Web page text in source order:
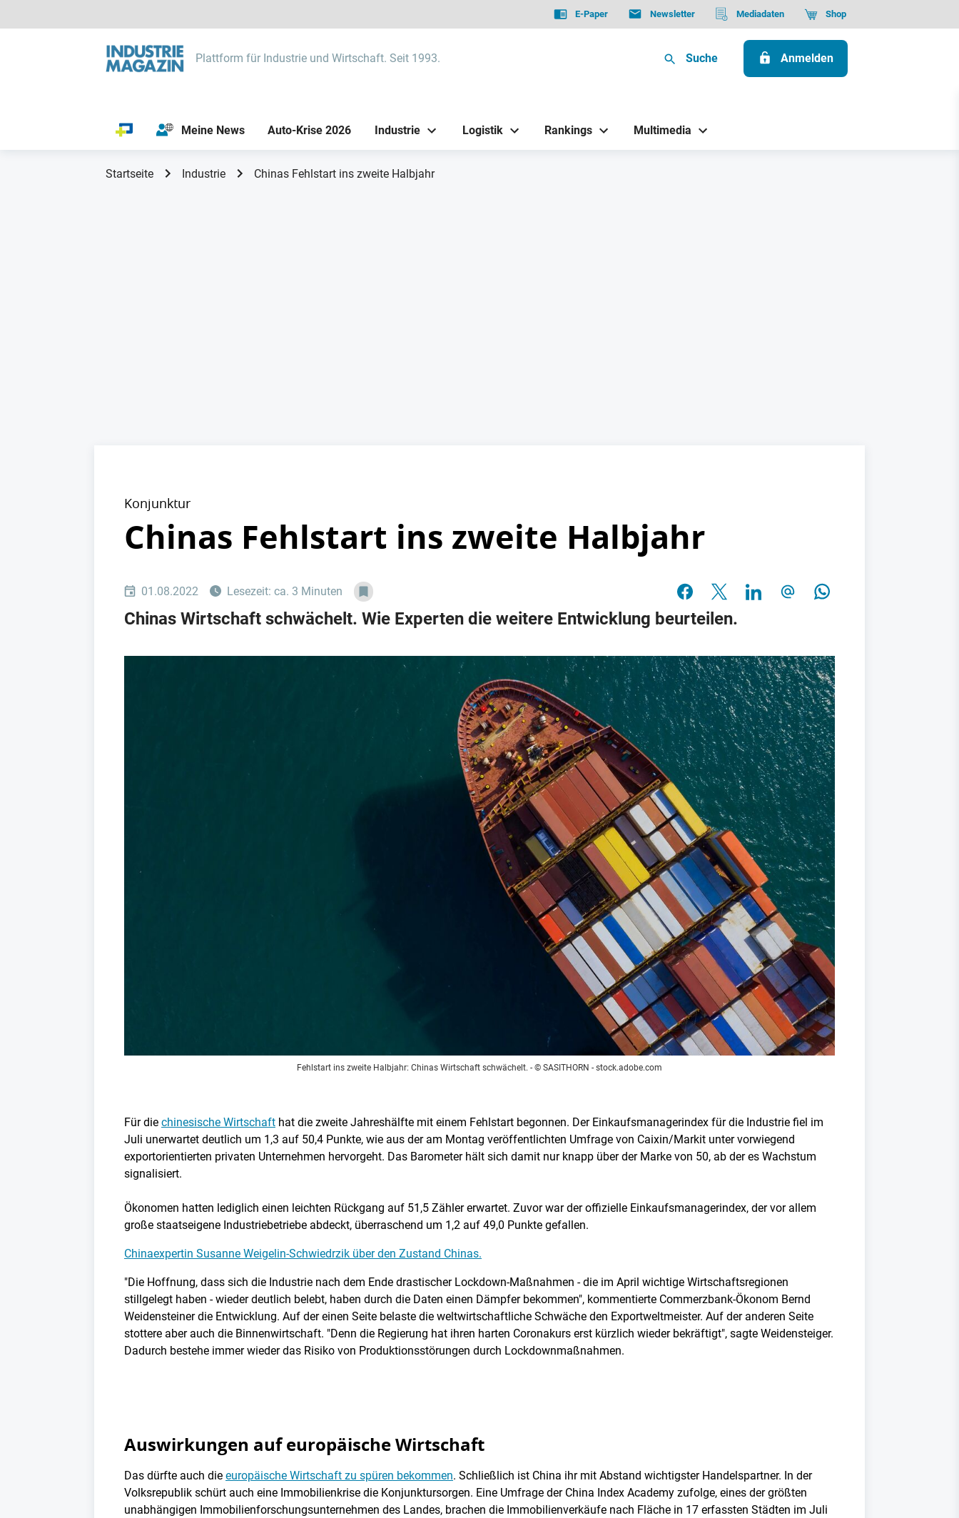
E-Paper Newsletter Mediadaten Shop
Plattform für Industrie und Wirtschaft. Seit 1993. Suche Anmelden
Meine News Auto-Krise 2026 Industrie Logistik Rankings Multimedia
Startseite Industrie Chinas Fehlstart ins zweite Halbjahr
Konjunktur
Chinas Fehlstart ins zweite Halbjahr
01.08.2022 Lesezeit: ca. 3 Minuten
Chinas Wirtschaft schwächelt. Wie Experten die weitere Entwicklung beurteilen.
Fehlstart ins zweite Halbjahr: Chinas Wirtschaft schwächelt. - © SASITHORN - stock.adobe.com
Für die chinesische Wirtschaft hat die zweite Jahreshälfte mit einem Fehlstart begonnen. Der Einkaufsmanagerindex für die Industrie fiel im
Juli unerwartet deutlich um 1,3 auf 50,4 Punkte, wie aus der am Montag veröffentlichten Umfrage von Caixin/Markit unter vorwiegend
exportorientierten privaten Unternehmen hervorgeht. Das Barometer hält sich damit nur knapp über der Marke von 50, ab der es Wachstum
signalisiert.
Ökonomen hatten lediglich einen leichten Rückgang auf 51,5 Zähler erwartet. Zuvor war der offizielle Einkaufsmanagerindex, der vor allem
große staatseigene Industriebetriebe abdeckt, überraschend um 1,2 auf 49,0 Punkte gefallen.
Chinaexpertin Susanne Weigelin-Schwiedrzik über den Zustand Chinas.
"Die Hoffnung, dass sich die Industrie nach dem Ende drastischer Lockdown-Maßnahmen - die im April wichtige Wirtschaftsregionen
stillgelegt haben - wieder deutlich belebt, haben durch die Daten einen Dämpfer bekommen", kommentierte Commerzbank-Ökonom Bernd
Weidensteiner die Entwicklung. Auf der einen Seite belaste die weltwirtschaftliche Schwäche den Exportweltmeister. Auf der anderen Seite
stottere aber auch die Binnenwirtschaft. "Denn die Regierung hat ihren harten Coronakurs erst kürzlich wieder bekräftigt", sagte Weidensteiger.
Dadurch bestehe immer wieder das Risiko von Produktionsstörungen durch Lockdownmaßnahmen.
Auswirkungen auf europäische Wirtschaft
Das dürfte auch die europäische Wirtschaft zu spüren bekommen. Schließlich ist China ihr mit Abstand wichtigster Handelspartner. In der
Volksrepublik schürt auch eine Immobilienkrise die Konjunktursorgen. Eine Umfrage der China Index Academy zufolge, eines der größten
unabhängigen Immobilienforschungsunternehmen des Landes, brachen die Immobilienverkäufe nach Fläche in 17 erfassten Städten im Juli